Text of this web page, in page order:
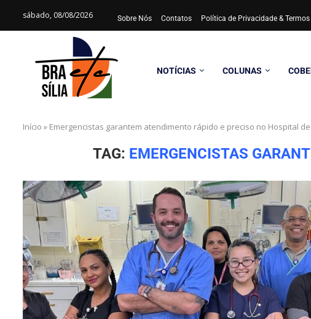
sábado, 08/08/2026 Sobre Nós Contatos Política de Privacidade &
NOTÍCIAS COLUNAS
Início » Emergencistas garantem atendimento rápido e preciso no Hospital
TAG: EMERGENCISTAS